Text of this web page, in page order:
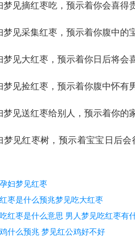
梦见摘红枣吃，预示着你会喜得
梦见采集红枣，预示着你腹中的
梦见大红枣，预示着你日后将会
梦见捡红枣，预示着你腹中怀有
梦见送红枣给别人，预示着你的
梦见红枣树，预示着宝宝日后
妇梦见红枣
枣是什么预兆梦见吃大红枣
红枣是什么意思 男人梦见吃红枣有
什么预兆 梦见红公鸡好不好